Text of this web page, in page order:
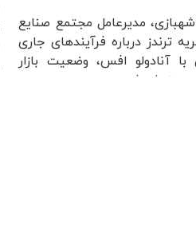
مدیرعامل مجتمع صنایع
ترندز درباره فرآیندهای جاری
آنادولو افس، وضعیت بازار
منتشر شد.